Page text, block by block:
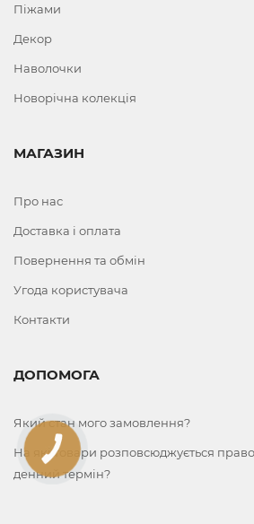
Піжами
Декор
Наволочки
Новорічна колекція
МАГАЗИН
Про нас
Доставка і оплата
Повернення та обмін
Угода користувача
Контакти
ДОПОМОГА
Який стан мого замовлення?
На які товари розповсюджується
денний термін?
КНОПКА
ЗВ'ЯЗКУ